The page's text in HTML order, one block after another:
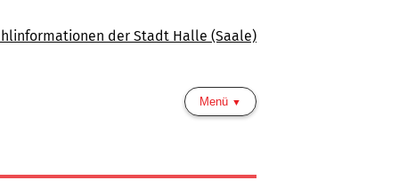
der Stadt Halle (Saale)
Menü